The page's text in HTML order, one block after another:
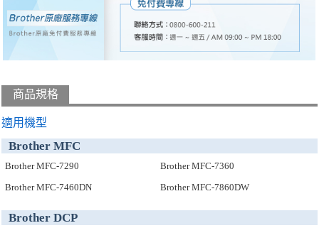
商品規格
適用機型
Brother MFC
Brother MFC-7290
Brother MFC-7360
Brother MFC-7460DN
Brother MFC-7860DW
Brother DCP